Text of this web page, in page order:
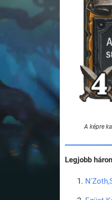
A képre
Legjobb